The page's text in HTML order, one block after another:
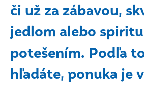
či už za zábavou,
jedlom alebo
potešením. Podľa
hľadáte, ponuka je